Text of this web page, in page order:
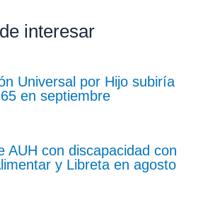
interesar
Universal por Hijo subiría
en septiembre
AUH con discapacidad con
y Libreta en agosto